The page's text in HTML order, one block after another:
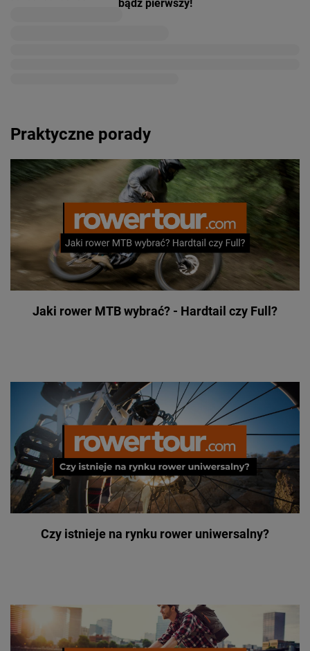
bądź pierwszy!
Praktyczne porady
Jaki rower MTB wybrać? - Hardtail czy Full?
Czy istnieje na rynku rower uniwersalny?